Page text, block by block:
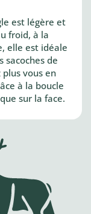
est légère et
froid, à la
elle est idéale
sacoches de
vous en
à la boucle
sur la face.